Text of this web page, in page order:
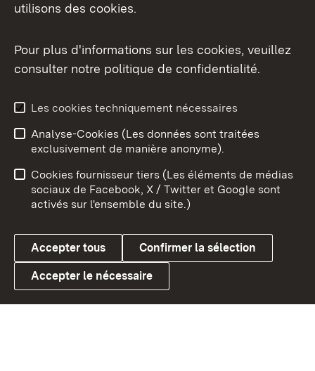
Aperçu des thèmes
Link zum Landesportal
Conseils d'utilisation
Confidentialité
Cookies
utilisons des cookies.
Pour plus d'informations sur les cookies, veuillez
consulter notre politique de confidentialité.
Les cookies techniquement nécessaires
Analyse-Cookies (Les données sont traitées
exclusivement de manière anonyme).
Cookies fournisseur tiers (Les éléments de médias
sociaux de Facebook, X / Twitter et Google sont
activés sur l'ensemble du site.)
Accepter tous Confirmer la sélection
Accepter le nécessaire